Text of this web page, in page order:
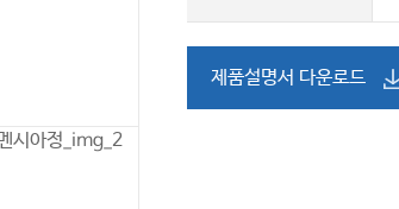
제품설명서 다운로드